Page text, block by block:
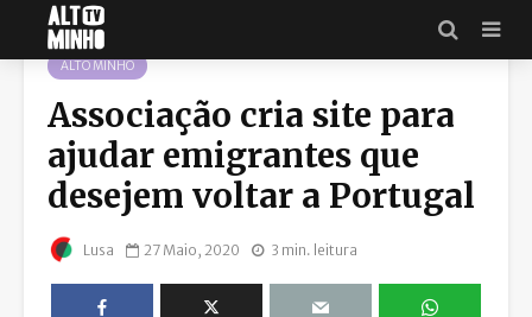
ALTO MINHO
Associação cria site para
ajudar emigrantes que
desejem voltar a Portugal
Lusa 27 Maio, 2020 3 min. leitura